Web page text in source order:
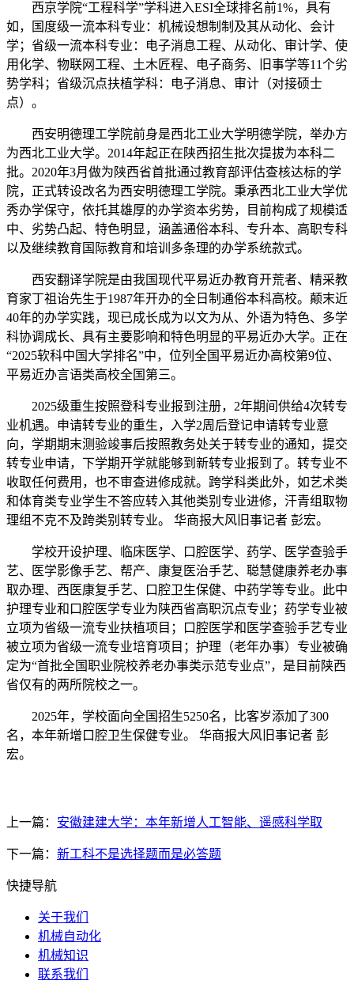
西京学院“工程科学”学科进入ESI全球排名前1%，具有
如，国度级一流本科专业：机械设想制制及其从动化、会计
学；省级一流本科专业：电子消息工程、从动化、审计学、使
用化学、物联网工程、土木匠程、电子商务、旧事学等11个劣
势学科；省级沉点扶植学科：电子消息、审计（对接硕士
点）。
西安明德理工学院前身是西北工业大学明德学院，举办方
为西北工业大学。2014年起正在陕西招生批次提拔为本科二
批。2020年3月做为陕西省首批通过教育部评估查核达标的学
院，正式转设改名为西安明德理工学院。秉承西北工业大学优
秀办学保守，依托其雄厚的办学资本劣势，目前构成了规模适
中、劣势凸起、特色明显，涵盖通俗本科、专升本、高职专科
以及继续教育国际教育和培训多条理的办学系统款式。
西安翻译学院是由我国现代平易近办教育开荒者、精采教
育家丁祖诒先生于1987年开办的全日制通俗本科高校。颠末近
40年的办学实践，现已成长成为以文为从、外语为特色、多学
科协调成长、具有主要影响和特色明显的平易近办大学。正在
“2025软科中国大学排名”中，位列全国平易近办高校第9位、
平易近办言语类高校全国第三。
2025级重生按照登科专业报到注册，2年期间供给4次转专
业机遇。申请转专业的重生，入学2周后登记申请转专业意
向，学期期末测验竣事后按照教务处关于转专业的通知，提交
转专业申请，下学期开学就能够到新转专业报到了。转专业不
收取任何费用，也不审查进修成就。跨学科类此外，如艺术类
和体育类专业学生不答应转入其他类别专业进修，汗青组取物
理组不克不及跨类别转专业。 华商报大风旧事记者 彭宏。
学校开设护理、临床医学、口腔医学、药学、医学查验手
艺、医学影像手艺、帮产、康复医治手艺、聪慧健康养老办事
取办理、西医康复手艺、口腔卫生保健、中药学等专业。此中
护理专业和口腔医学专业为陕西省高职沉点专业；药学专业被
立项为省级一流专业扶植项目；口腔医学和医学查验手艺专业
被立项为省级一流专业培育项目；护理（老年办事）专业被确
定为“首批全国职业院校养老办事类示范专业点”，是目前陕西
省仅有的两所院校之一。
2025年，学校面向全国招生5250名，比客岁添加了300
名，本年新增口腔卫生保健专业。 华商报大风旧事记者 彭
宏。
上一篇： 安徽建建大学：本年新增人工智能、遥感科学取
下一篇： 新工科不是选择题而是必答题
快捷导航
关于我们
机械自动化
机械知识
联系我们